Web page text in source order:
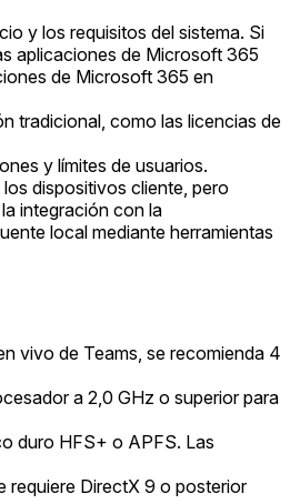
y los requisitos del sistema. Si
aplicaciones de Microsoft 365
de Microsoft 365 en
tradicional, como las licencias de
y límites de usuarios.
dispositivos cliente, pero
integración con la
local mediante herramientas
vivo de Teams, se recomienda 4
a 2,0 GHz o superior para
duro HFS+ o APFS. Las
requiere DirectX 9 o posterior